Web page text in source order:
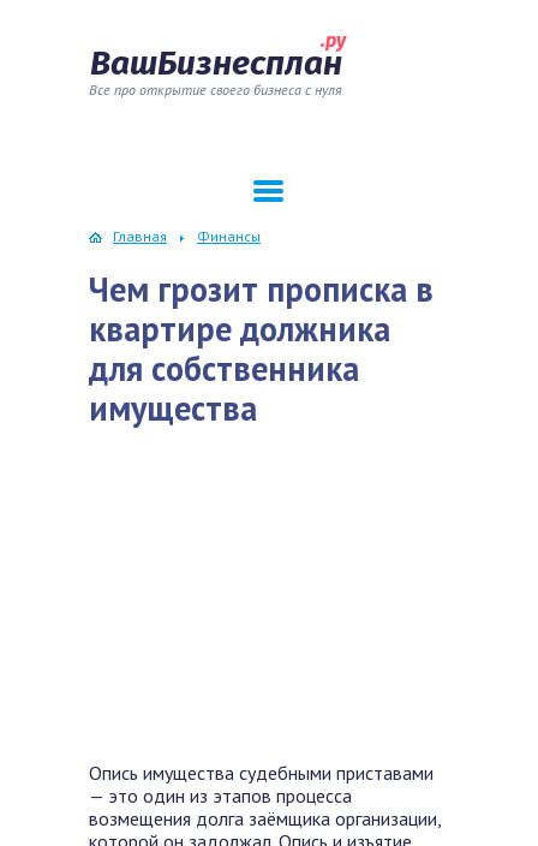
ВашБизнесплан
.ру
Все про открытие своего бизнеса с нуля
Главная Финансы
Чем грозит прописка в
квартире должника
для собственника
имущества
Опись имущества судебными приставами
— это один из этапов процесса
возмещения долга заёмщика организации,
которой он задолжал. Опись и изъятие